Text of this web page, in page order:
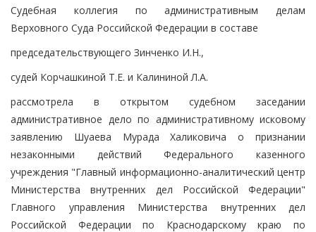
Судебная коллегия по административным делам
Верховного Суда Российской Федерации в составе
председательствующего Зинченко И.Н.,
судей Корчашкиной Т.Е. и Калининой Л.А.
рассмотрела в открытом судебном заседании
административное дело по административному исковому
заявлению Шуаева Мурада Халиковича о признании
незаконными действий Федерального казенного
учреждения "Главный информационно-аналитический центр
Министерства внутренних дел Российской Федерации"
Главного управления Министерства внутренних дел
Российской Федерации по Краснодарскому краю по